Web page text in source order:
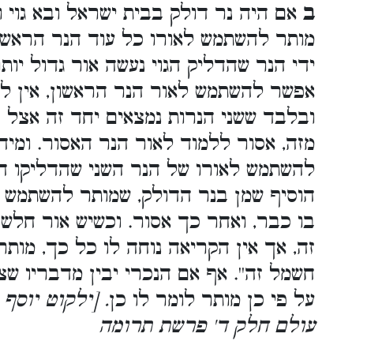
ב אם היה נר דולק בבית ישראל ובא
מותר להשתמש לאורו כל עוד הנר
ידי הנר שהדליק הגוי נעשה אור גדול
אפשר להשתמש לאור הנר הראשון, אין
ובלבד ששני הנרות נמצאים יחד זה
מזה, אסור ללמוד לאור הנר האסור.
להשתמש לאורו של הנר השני שהדליקו
הוסיף שמן בנר הדולק, שמותר
בו כבר, ואחר כך אסור. וכשיש אור
זה, אך אין הקריאה נוחה לו כל כך,
חשמל זה''. אף אם הנכרי יבין מדבריו
על פי כן מותר לומר לו כן. [ילקוט
עולם חלק ד' פרשת תרומה